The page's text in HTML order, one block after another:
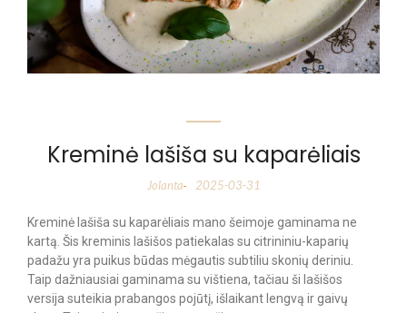
Kreminė lašiša su kaparėliais
Jolanta- 2025-03-31
Kreminė lašiša su kaparėliais mano šeimoje gaminama ne
kartą. Šis kreminis lašišos patiekalas su citrininiu-kaparių
padažu yra puikus būdas mėgautis subtiliu skonių deriniu.
Taip dažniausiai gaminama su vištiena, tačiau ši lašišos
versija suteikia prabangos pojūtį, išlaikant lengvą ir gaivų